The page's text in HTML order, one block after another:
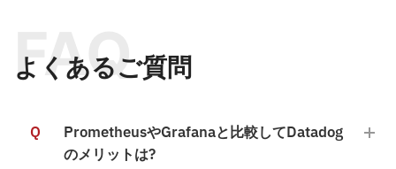
よくあるご質問
FAQ
Q
PrometheusやGrafanaと比較してDatadog
のメリットは?